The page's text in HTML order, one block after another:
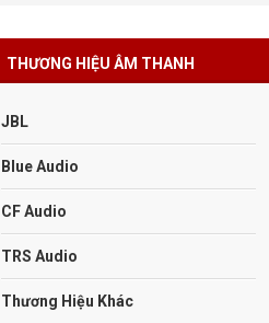
THƯƠNG HIỆU ÂM THANH
JBL
Blue Audio
CF Audio
TRS Audio
Thương Hiệu Khác